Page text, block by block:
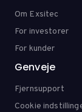
Om Exsitec
For investorer
For kunder
Genveje
Fjernsupport
Cookie